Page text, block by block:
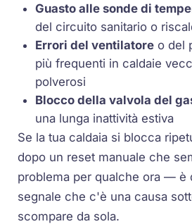
Guasto alle sonde di
del circuito sanitario o
Errori del ventilatore o del
più frequenti in caldaie
polverosi
Blocco della valvola del
una lunga inattività estiva
Se la tua caldaia si blocca
dopo un reset manuale che
problema per qualche ora — è
segnale che c'è una causa
scompare da sola.